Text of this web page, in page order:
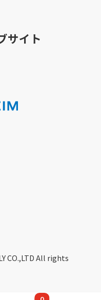
サイト
CO.,LTD All rights